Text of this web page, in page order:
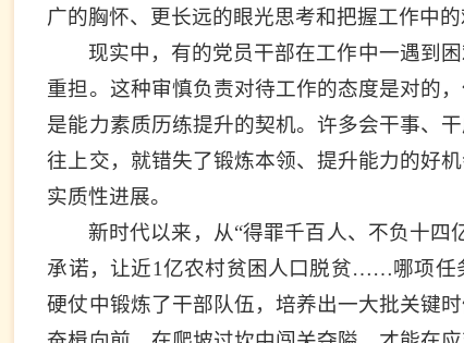
广的胸怀、更长远的眼光思考和把握工作中
现实中，有的党员干部在工作中一遇到
重担。这种审慎负责对待工作的态度是对的
是能力素质历练提升的契机。许多会干事、
往上交，就错失了锻炼本领、提升能力的好
实质性进展。
新时代以来，从“得罪千百人、不负十四
承诺，让近1亿农村贫困人口脱贫……哪项任
硬仗中锻炼了干部队伍，培养出一大批关键